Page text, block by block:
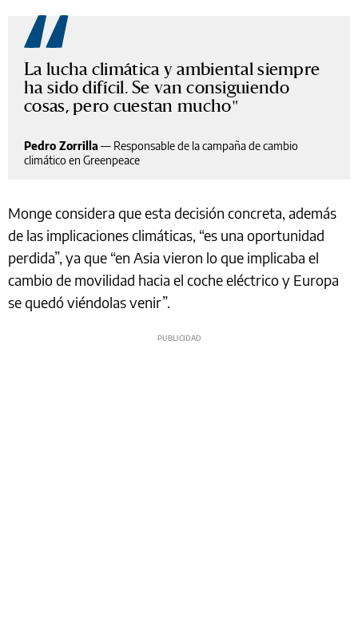
La lucha climática y ambiental siempre
ha sido difícil. Se van consiguiendo
cosas, pero cuestan mucho
Pedro Zorrilla — Responsable de la campaña de cambio
climático en Greenpeace
Monge considera que esta decisión concreta, además
de las implicaciones climáticas, “es una oportunidad
perdida”, ya que “en Asia vieron lo que implicaba el
cambio de movilidad hacia el coche eléctrico y Europa
se quedó viéndolas venir”.